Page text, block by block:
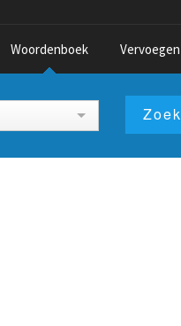
Woordenboek Vervoegen